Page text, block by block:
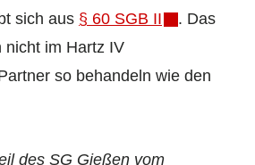
sich aus § 60 SGB II
. Das
nicht im Hartz IV
so behandeln wie den
des SG Gießen vom